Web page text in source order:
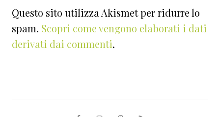
Questo sito utilizza Akismet per ridurre lo
spam. Scopri come vengono elaborati i dati
derivati dai commenti.